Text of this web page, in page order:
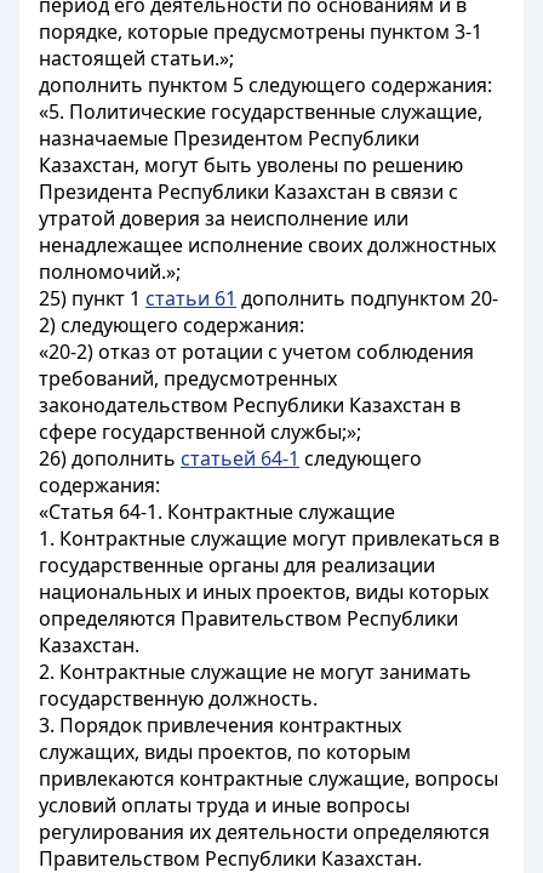
порядке, которые предусмотрены пунктом 3-1
настоящей статьи.»;
дополнить пунктом 5 следующего содержания:
«5. Политические государственные служащие,
назначаемые Президентом Республики
Казахстан, могут быть уволены по решению
Президента Республики Казахстан в связи с
утратой доверия за неисполнение или
ненадлежащее исполнение своих должностных
полномочий.»;
25) пункт 1 статьи 61 дополнить подпунктом 20-
2) следующего содержания:
«20-2) отказ от ротации с учетом соблюдения
требований, предусмотренных
законодательством Республики Казахстан в
сфере государственной службы;»;
26) дополнить статьей 64-1 следующего
содержания:
«Статья 64-1. Контрактные служащие
1. Контрактные служащие могут привлекаться в
государственные органы для реализации
национальных и иных проектов, виды которых
определяются Правительством Республики
Казахстан.
2. Контрактные служащие не могут занимать
государственную должность.
3. Порядок привлечения контрактных
служащих, виды проектов, по которым
привлекаются контрактные служащие, вопросы
условий оплаты труда и иные вопросы
регулирования их деятельности определяются
Правительством Республики Казахстан.